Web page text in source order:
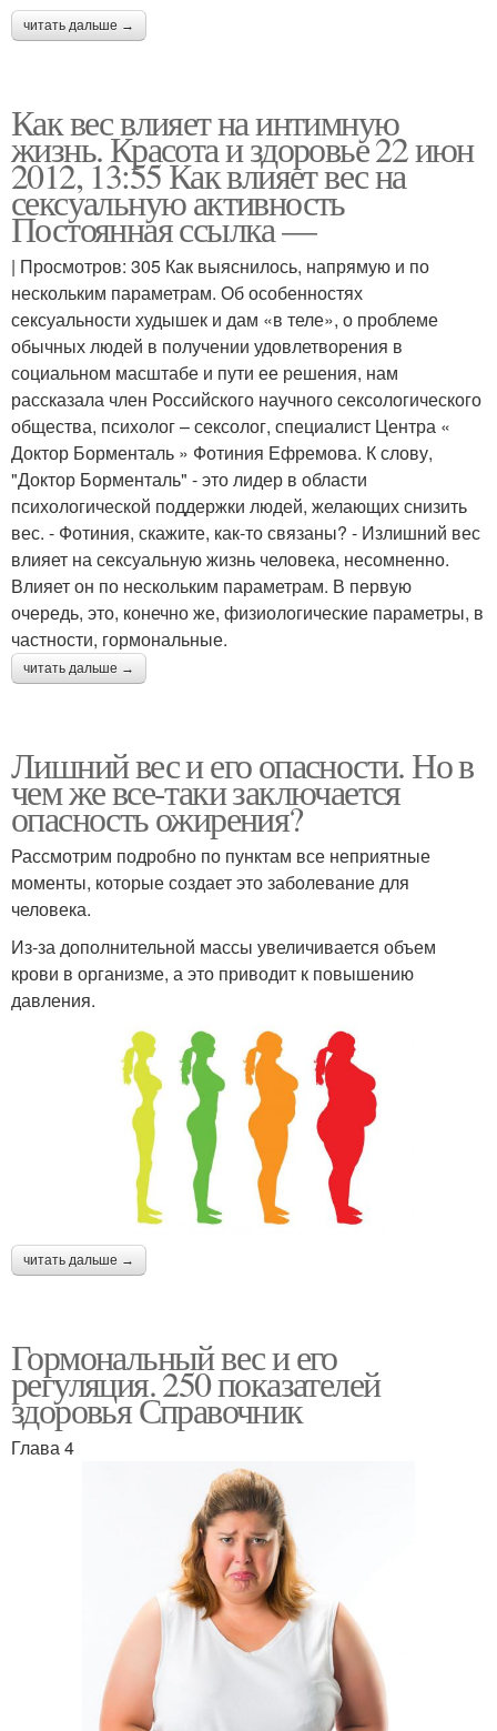
читать дальше →
Как вес влияет на интимную
жизнь. Красота и здоровье 22 июн
2012, 13:55 Как влияет вес на
сексуальную активность
Постоянная ссылка —
| Просмотров: 305 Как выяснилось, напрямую и по
нескольким параметрам. Об особенностях
сексуальности худышек и дам «в теле», о проблеме
обычных людей в получении удовлетворения в
социальном масштабе и пути ее решения, нам
рассказала член Российского научного сексологического
общества, психолог – сексолог, специалист Центра «
Доктор Борменталь » Фотиния Ефремова. К слову,
"Доктор Борменталь" - это лидер в области
психологической поддержки людей, желающих снизить
вес. - Фотиния, скажите, как-то связаны? - Излишний вес
влияет на сексуальную жизнь человека, несомненно.
Влияет он по нескольким параметрам. В первую
очередь, это, конечно же, физиологические параметры, в
частности, гормональные.
читать дальше →
Лишний вес и его опасности. Но в
чем же все-таки заключается
опасность ожирения?
Рассмотрим подробно по пунктам все неприятные
моменты, которые создает это заболевание для
человека.
Из-за дополнительной массы увеличивается объем
крови в организме, а это приводит к повышению
давления.
читать дальше →
Гормональный вес и его
регуляция. 250 показателей
здоровья Справочник
Глава 4